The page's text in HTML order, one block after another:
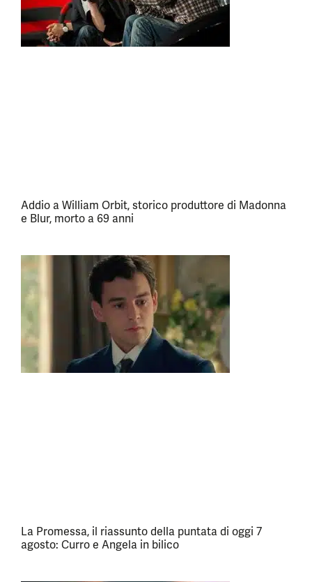
Addio a William Orbit, storico produttore di Madonna
e Blur, morto a 69 anni
La Promessa, il riassunto della puntata di oggi 7
agosto: Curro e Angela in bilico